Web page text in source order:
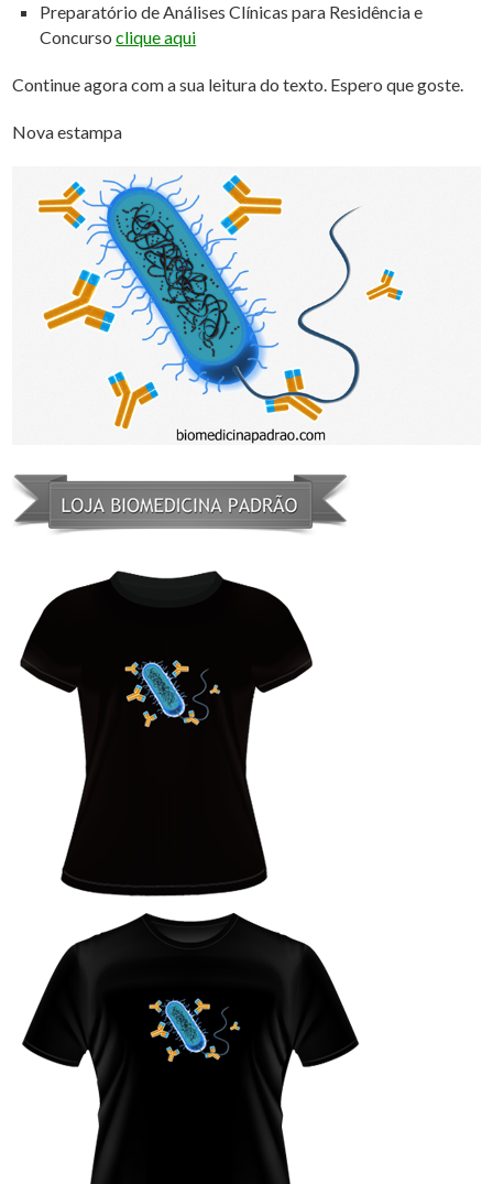
Preparatório de Análises Clínicas para Residência e
Concursoclique aqui
Continue agora com a sua leitura do texto. Espero que goste.
Nova estampa